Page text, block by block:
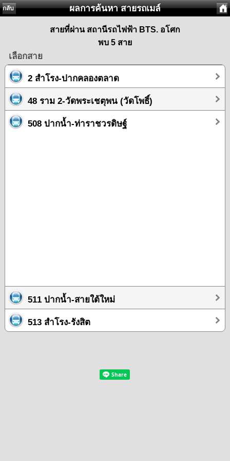
กลับ ผลการค้นหา สายรถเมล์
สายที่ผ่าน สถานีรถไฟฟ้า BTS. อโศก
พบ 5 สาย
เลือกสาย
2 สำโรง-ปากคลองตลาด
48 ราม 2-วัดพระเชตุพน (วัดโพธิ์)
508 ปากน้ำ-ท่าราชวรดิษฐ์
511 ปากน้ำ-สายใต้ใหม่
513 สำโรง-รังสิต